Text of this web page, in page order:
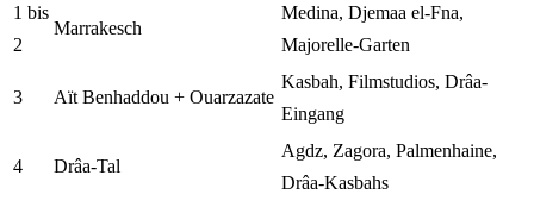
1 bis
2
Marrakesch
Medina, Djemaa el-Fna,
Majorelle-Garten
3 Aït Benhaddou + Ouarzazate
Kasbah, Filmstudios, Drâa-
Eingang
4 Drâa-Tal
Agdz, Zagora, Palmenhaine,
Drâa-Kasbahs